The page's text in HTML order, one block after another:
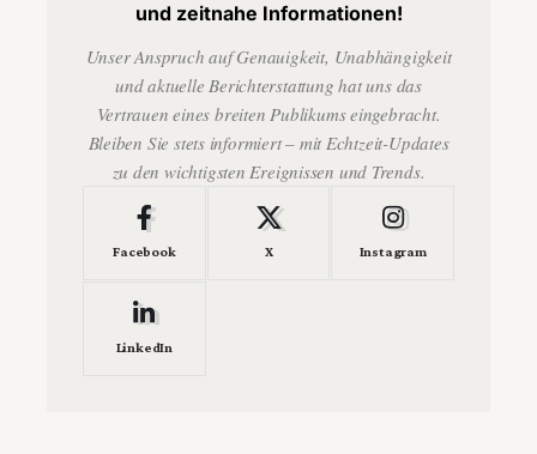
und zeitnahe Informationen!
Unser Anspruch auf Genauigkeit, Unabhängigkeit
und aktuelle Berichterstattung hat uns das
Vertrauen eines breiten Publikums eingebracht.
Bleiben Sie stets informiert – mit Echtzeit-Updates
zu den wichtigsten Ereignissen und Trends.
Facebook X Instagram
LinkedIn